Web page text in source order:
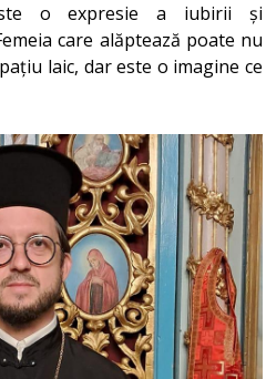
o expresie a iubirii și
care alăptează poate nu
laic, dar este o imagine ce